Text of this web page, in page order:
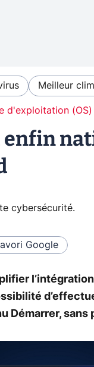
Meilleur
d'exploitation (OS)
enfin
cybersécurité.
Google
l’intégration
Démarrer,